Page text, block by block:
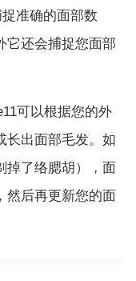
准确的面部数
它还会捕捉您面部
可以根据您的外
长出面部毛发。如
掉了络腮胡），面
然后再更新您的面